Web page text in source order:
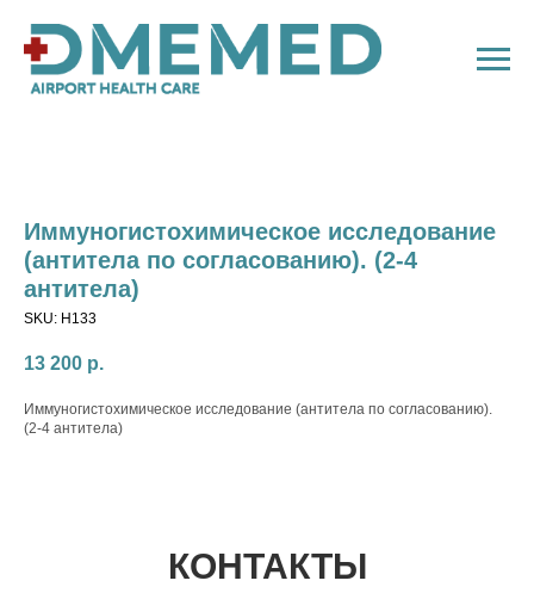
Иммуногистохимическое исследование
(антитела по согласованию). (2-4
антитела)
SKU: H133
13 200 р.
Иммуногистохимическое исследование (антитела по согласованию).
(2-4 антитела)
КОНТАКТЫ